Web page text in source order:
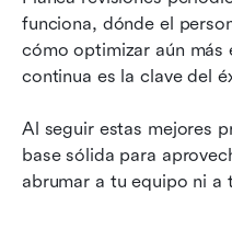
funciona, dónde el
cómo optimizar aún más
continua es la clave del
Al seguir estas mejores
base sólida para
abrumar a tu equipo ni a